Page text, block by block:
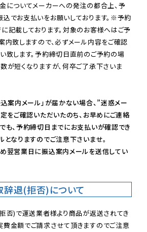
ついてメーカーへの発注の都合上、予
でお支払いをお願いしております。※予約
記載しております。対象のお客様へはご予
内致しますので、必ずメール内容をご確認
致します。予約締切日直前のご予約の場
が短くなりますが、何卒ご了承下さいま
込案内メール」が届かない場合、”迷惑メー
をご確認いただいたのち、お早めにご連絡
も、予約締切日までにお支払いが確認でき
となりますのでご注意下さいませ。
翌営業日に振込案内メールを送信してい
辞退(拒否)について
否)で運送業者様より商品が返送されてき
金額でご請求させて頂きますのでご注意